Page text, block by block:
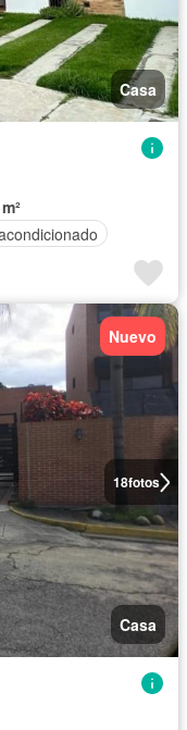
Casa
18fotos
Nuevo
Casa